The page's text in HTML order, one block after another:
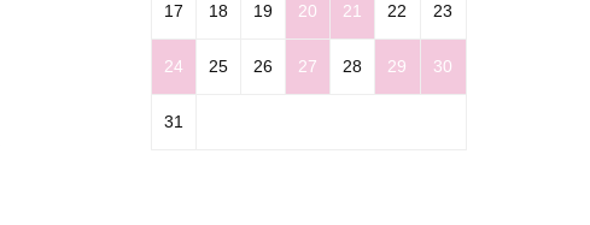
17 18 19 20 21 22 23
24 25 26 27 28 29 30
31